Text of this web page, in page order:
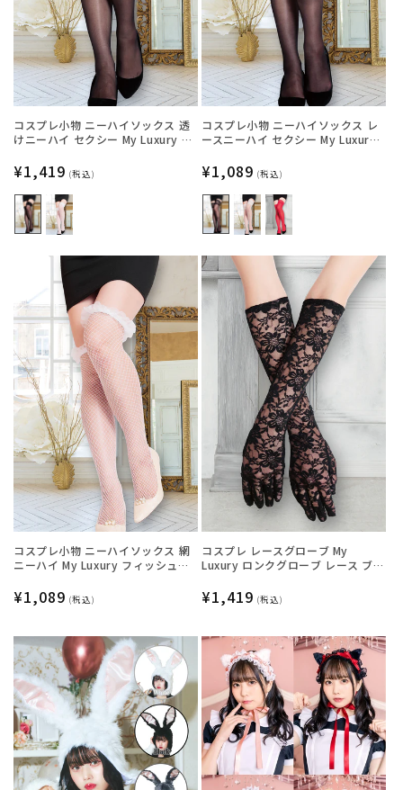
コスプレ小物 ニーハイソックス 透
けニーハイ セクシー My Luxury シ
レディース フリーサイズ ブラック
【クリアストーン】
通
常
価
格
¥1,419 (税込)
コスプレ小物 ニーハイソックス レ
ースニーハイ セクシー My Luxury
ド レディース フリーサイズ ブラッ
ク【クリアストーン】
通
常
価
格
¥1,089 (税込)
コスプレ小物 ニーハイソックス 網
ニーハイ My Luxury フィッシュネ
リーサイズ ホワイト【クリアスト
ーン】
通
価
格
¥1,089 (税込)
コスプレ レースグローブ My
Luxury ロンクグローブ レース ブラ
ック【クリアストーン】
通
価
¥1,419 (税込)